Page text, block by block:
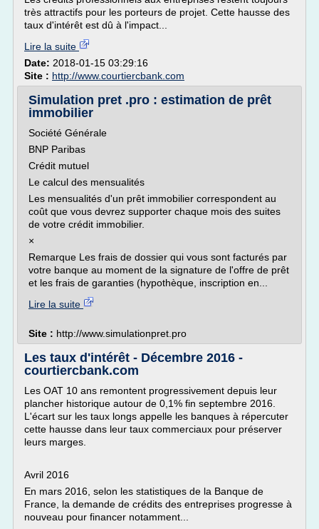
très attractifs pour les porteurs de projet. Cette hausse des
taux d'intérêt est dû à l'impact...
Lire la suite
Date: 2018-01-15 03:29:16
Site : http://www.courtiercbank.com
Simulation pret .pro : estimation de prêt
immobilier
Société Générale
BNP Paribas
Crédit mutuel
Le calcul des mensualités
Les mensualités d'un prêt immobilier correspondent au
coût que vous devrez supporter chaque mois des suites
de votre crédit immobilier.
×
Remarque Les frais de dossier qui vous sont facturés par
votre banque au moment de la signature de l'offre de prêt
et les frais de garanties (hypothèque, inscription en...
Lire la suite
Site : http://www.simulationpret.pro
Les taux d'intérêt - Décembre 2016 -
courtiercbank.com
Les OAT 10 ans remontent progressivement depuis leur
plancher historique autour de 0,1% fin septembre 2016.
L'écart sur les taux longs appelle les banques à répercuter
cette hausse dans leur taux commerciaux pour préserver
leurs marges.
Avril 2016
En mars 2016, selon les statistiques de la Banque de
France, la demande de crédits des entreprises progresse à
nouveau pour financer notamment...